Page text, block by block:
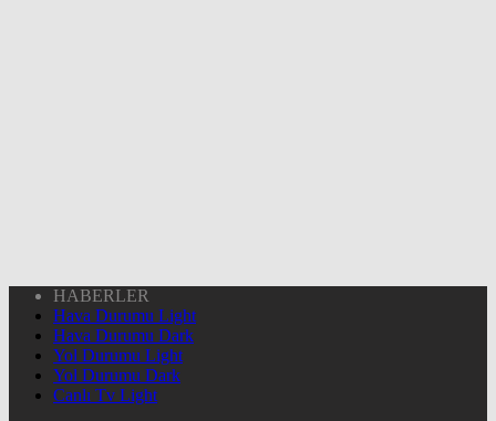
HABERLER
Hava Durumu Light
Hava Durumu Dark
Yol Durumu Light
Yol Durumu Dark
Canlı Tv Light